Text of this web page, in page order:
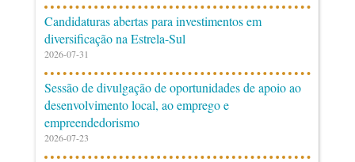
Candidaturas abertas para investimentos em
diversificação na Estrela-Sul
2026-07-31
Sessão de divulgação de oportunidades de apoio ao
desenvolvimento local, ao emprego e
empreendedorismo
2026-07-23